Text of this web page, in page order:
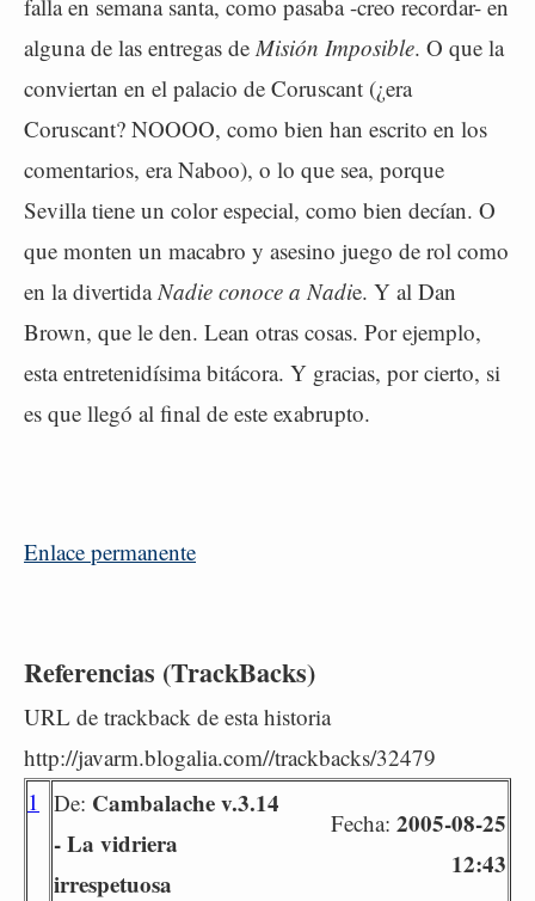
falla en semana santa, como pasaba -creo recordar- en
alguna de las entregas deMisión Imposible. O que la
conviertan en el palacio de Coruscant (¿era
Coruscant? NOOOO, como bien han escrito en los
comentarios, era Naboo), o lo que sea, porque
Sevilla tiene un color especial, como bien decían. O
que monten un macabro y asesino juego de rol como
en la divertidaNadie conoce a Nadie. Y al Dan
Brown, que le den. Lean otras cosas. Por ejemplo,
esta entretenidísima bitácora. Y gracias, por cierto, si
es que llegó al final de este exabrupto.
Enlace permanente
Referencias (TrackBacks)
URL de trackback de esta historia
http://javarm.blogalia.com//trackbacks/32479
1 De: Cambalache v.3.14
- La vidriera
irrespetuosa
Fecha: 2005-08-25
12:43